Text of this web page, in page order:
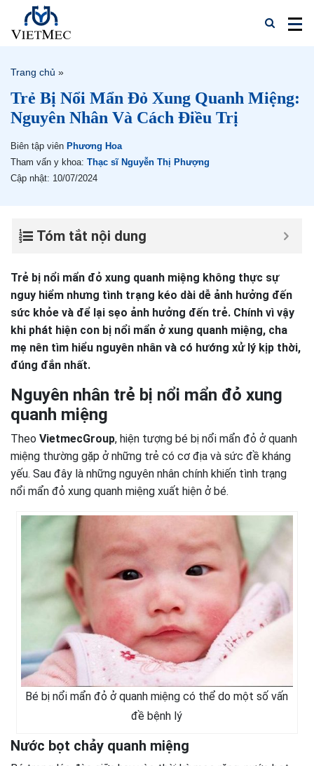
Trang chủ »
Trẻ Bị Nổi Mẩn Đỏ Xung Quanh Miệng:
Nguyên Nhân Và Cách Điều Trị
Biên tập viên Phương Hoa
Tham vấn y khoa: Thạc sĩ Nguyễn Thị Phượng
Cập nhật: 10/07/2024
Tóm tắt nội dung
Trẻ bị nổi mẩn đỏ xung quanh miệng không thực sự
nguy hiểm nhưng tình trạng kéo dài dễ ảnh hưởng đến
sức khỏe và để lại sẹo ảnh hưởng đến trẻ. Chính vì vậy
khi phát hiện con bị nổi mẩn ở xung quanh miệng, cha
mẹ nên tìm hiểu nguyên nhân và có hướng xử lý kịp thời,
đúng đắn nhất.
Nguyên nhân trẻ bị nổi mẩn đỏ xung
quanh miệng
Theo VietmecGroup, hiện tượng bé bị nổi mẩn đỏ ở quanh
miệng thường gặp ở những trẻ có cơ địa và sức đề kháng
yếu. Sau đây là những nguyên nhân chính khiến tình trạng
nổi mẩn đỏ xung quanh miệng xuất hiện ở bé.
Bé bị nổi mẩn đỏ ở quanh miệng có thể do một số vấn
đề bệnh lý
Nước bọt chảy quanh miệng